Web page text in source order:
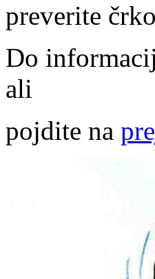
preverite
Do
ali
pojdite na